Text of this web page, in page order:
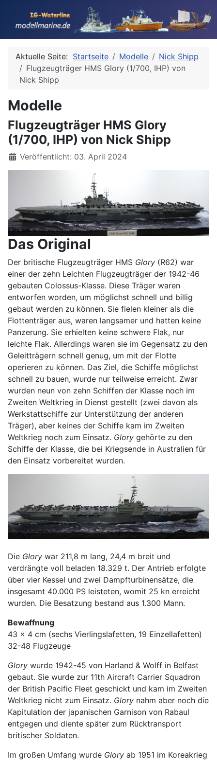
Aktuelle Seite: Startseite Modelle
Nick Shipp
Flugzeugträger HMS Glory (1/700, IHP) von
Nick Shipp
Modelle
Flugzeugträger HMS Glory
(1/700, IHP) von Nick Shipp
Details
Veröffentlicht: 03. April 2024
Das Original
Der britische Flugzeugträger HMS Glory (R62) war
einer der zehn Leichten Flugzeugträger der 1942-46
gebauten Colossus-Klasse. Diese Träger waren
entworfen worden, um möglichst schnell und billig
gebaut werden zu können. Sie fielen kleiner als die
Flottenträger aus, waren langsamer und hatten keine
Panzerung. Sie erhielten keine schwere Flak, nur
leichte Flak. Allerdings waren sie im Gegensatz zu den
Geleitträgern schnell genug, um mit der Flotte
operieren zu können. Das Ziel, die Schiffe möglichst
schnell zu bauen, wurde nur teilweise erreicht. Zwar
wurden neun von zehn Schiffen der Klasse noch im
Zweiten Weltkrieg in Dienst gestellt (zwei davon als
Werkstattschiffe zur Unterstützung der anderen
Träger), aber keines der Schiffe kam im Zweiten
Weltkrieg noch zum Einsatz. Glory gehörte zu den
Schiffe der Klasse, die bei Kriegsende in Australien für
den Einsatz vorbereitet wurden.
Die Glory war 211,8 m lang, 24,4 m breit und
verdrängte voll beladen 18.329 t. Der Antrieb erfolgte
über vier Kessel und zwei Dampfturbinensätze, die
insgesamt 40.000 PS leisteten, womit 25 kn erreicht
wurden. Die Besatzung bestand aus 1.300 Mann.
Bewaffnung
43 x 4 cm (sechs Vierlingslafetten, 19 Einzellafetten)
32-48 Flugzeuge
Glory wurde 1942-45 von Harland & Wolff in Belfast
gebaut. Sie wurde zur 11th Aircraft Carrier Squadron
der British Pacific Fleet geschickt und kam im Zweiten
Weltkrieg nicht zum Einsatz. Glory nahm aber noch die
Kapitulation der japanischen Garnison von Rabaul
entgegen und diente später zum Rücktransport
britischer Soldaten.
Im großen Umfang wurde Glory ab 1951 im Koreakrieg